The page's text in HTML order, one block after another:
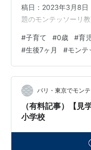
稿日：2023年3月8日
題のモンテッソーリ
合わせた教育をしま
言いすぎかな？ 私の
ぱる」や「つかむ」
でそう言う類のおも
と。近所におもちゃ
ます！！！ 準備する
#子育て #0歳 #育児
#生後7ヶ月 #モンテ
パリ・東京でモン
（有料記事）【見
小学校